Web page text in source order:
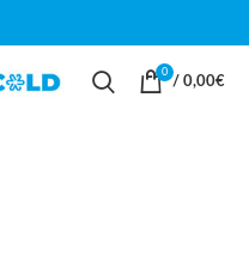
0
/ 0,00€